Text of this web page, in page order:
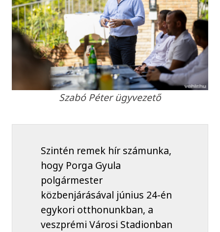
Szabó Péter ügyvezető
Szintén remek hír számunka,
hogy Porga Gyula
polgármester
közbenjárásával június 24-én
egykori otthonunkban, a
veszprémi Városi Stadionban